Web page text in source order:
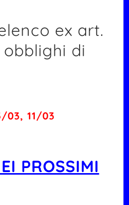
ex art.
obblighi di
11/03
PROSSIMI